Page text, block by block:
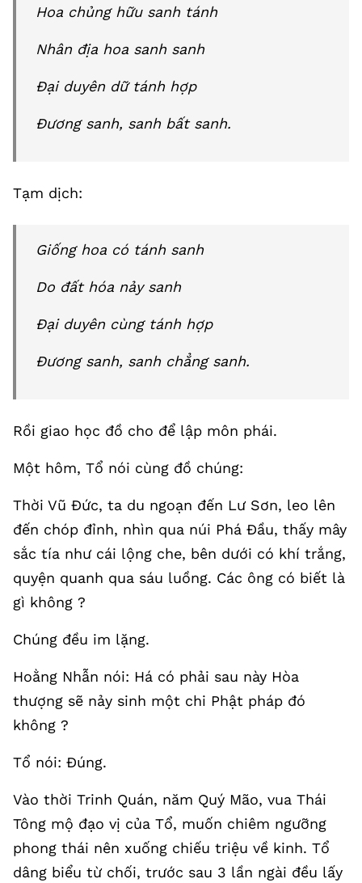
Hoa chủng hữu sanh tánh
Nhân địa hoa sanh sanh
Đại duyên dữ tánh hợp
Đương sanh, sanh bất sanh.
Tạm dịch:
Giống hoa có tánh sanh
Do đất hóa nảy sanh
Đại duyên cùng tánh hợp
Đương sanh, sanh chẳng sanh.
Rồi giao học đồ cho để lập môn phái.
Một hôm, Tổ nói cùng đồ chúng:
Thời Vũ Đức, ta du ngoạn đến Lư Sơn, leo lên
đến chóp đỉnh, nhìn qua núi Phá Đầu, thấy mây
sắc tía như cái lộng che, bên dưới có khí trắng,
quyện quanh qua sáu luồng. Các ông có biết là
gì không ?
Chúng đều im lặng.
Hoằng Nhẫn nói: Há có phải sau này Hòa
thượng sẽ nảy sinh một chi Phật pháp đó
không ?
Tổ nói: Đúng.
Vào thời Trinh Quán, năm Quý Mão, vua Thái
Tông mộ đạo vị của Tổ, muốn chiêm ngưỡng
phong thái nên xuống chiếu triệu về kinh. Tổ
dâng biểu từ chối, trước sau 3 lần ngài đều lấy